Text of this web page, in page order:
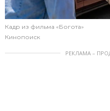
Кадр из фильма «Богота»
Кинопоиск
РЕКЛАМА –